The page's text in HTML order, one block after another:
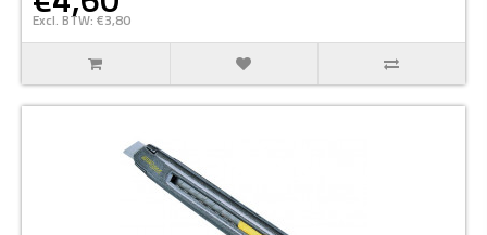
Excl. BTW: €3,80